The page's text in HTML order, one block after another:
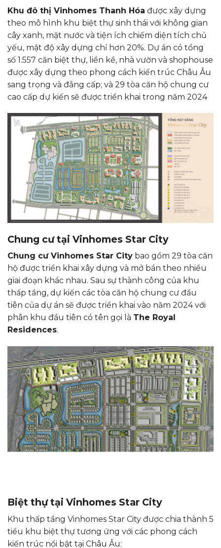
Khu đô thị Vinhomes Thanh Hóa được xây dựng
theo mô hình khu biệt thự sinh thái với không gian
cây xanh, mặt nước và tiện ích chiếm diện tích chủ
yếu, mật độ xây dựng chỉ hơn 20%. Dự án có tổng
số 1.557 căn biệt thự, liền kề, nhà vườn và shophouse
được xây dựng theo phong cách kiến trúc Châu Âu
sang trọng và đẳng cấp; và 29 tòa căn hộ chung cư
cao cấp dự kiến sẽ được triển khai trong năm 2024
Chung cư tại Vinhomes Star City
Chung cư Vinhomes Star City bao gồm 29 tòa căn
hộ được triển khai xây dựng và mở bán theo nhiều
giai đoạn khác nhau. Sau sự thành công của khu
thấp tầng, dự kiến các tòa căn hộ chung cư đầu
tiên của dự án sẽ được triển khai vào năm 2024 với
phân khu đầu tiên có tên gọi là The Royal
Residences.
Biệt thự tại Vinhomes Star City
Khu thấp tầng Vinhomes Star City được chia thành 5
tiểu khu biệt thự tương ứng với các phong cách
kiến trúc nổi bật tại Châu Âu: